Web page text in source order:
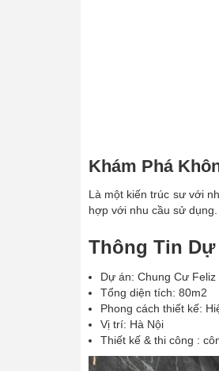
Khám Phá
Là một kiến trúc sư với
hợp với nhu cầu sử
Thông Tin Dự
Dự án: Chung Cư Feliz
Tổng diện tích: 80m2
Phong cách thiết kế:
Vị trí: Hà Nội
Thiết kế & thi công :